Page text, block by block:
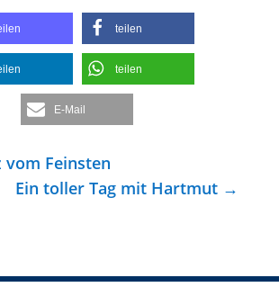
teilen
teilen
E-Mail
vom Feinsten
Ein toller Tag mit Hartmut →